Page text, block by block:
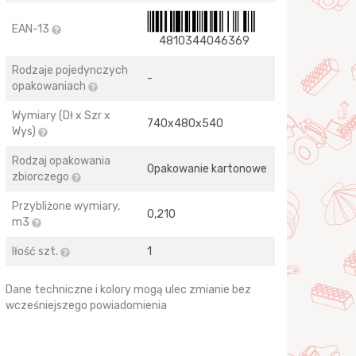
EAN-13
4810344046369
Rodzaje pojedynczych
opakowaniach
-
Wymiary (Dł x Szr x
Wys)
740х480х540
Rodzaj opakowania
zbiorczego
Opakowanie kartonowe
Przybliżone wymiary,
m3
0,210
Iłość szt. 1
Dane techniczne i kolory mogą ulec zmianie bez
wcześniejszego powiadomienia